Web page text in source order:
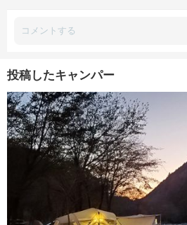
投稿したキャンパー